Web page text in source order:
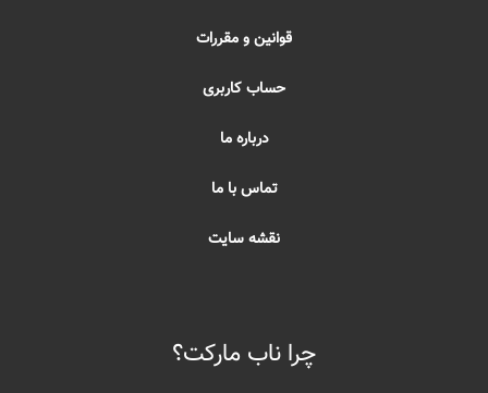
قوانین و مقررات
حساب کاربری
درباره ما
تماس با ما
نقشه سایت
چرا ناب مارکت؟